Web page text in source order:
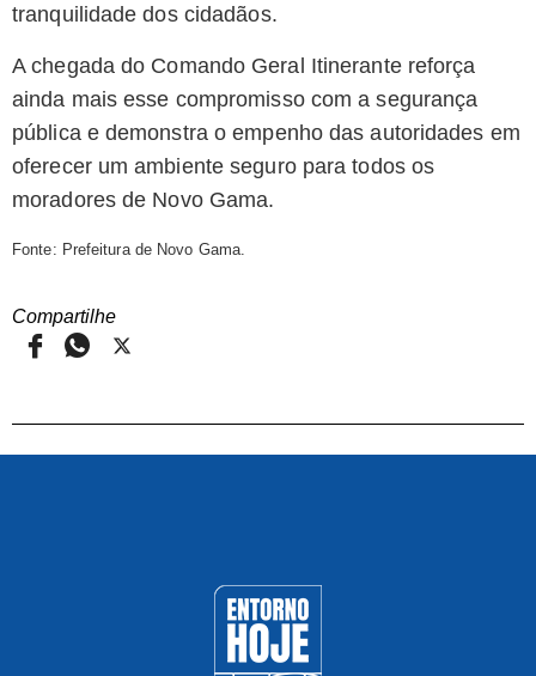
tranquilidade dos cidadãos.
A chegada do Comando Geral Itinerante reforça
ainda mais esse compromisso com a segurança
pública e demonstra o empenho das autoridades em
oferecer um ambiente seguro para todos os
moradores de Novo Gama.
Fonte: Prefeitura de Novo Gama.
Compartilhe